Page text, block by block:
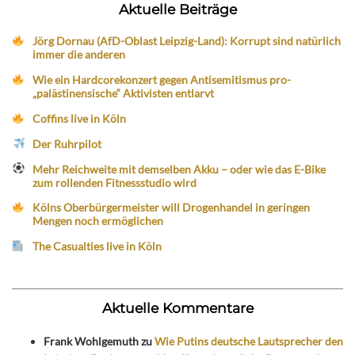
Aktuelle Beiträge
Jörg Dornau (AfD-Oblast Leipzig-Land): Korrupt sind natürlich
immer die anderen
Wie ein Hardcorekonzert gegen Antisemitismus pro-
„palästinensische“ Aktivisten entlarvt
Coffins live in Köln
Der Ruhrpilot
Mehr Reichweite mit demselben Akku – oder wie das E-Bike
zum rollenden Fitnessstudio wird
Kölns Oberbürgermeister will Drogenhandel in geringen
Mengen noch ermöglichen
The Casualties live in Köln
Aktuelle Kommentare
Frank WohlgemuthzuWie Putins deutsche Lautsprecher den